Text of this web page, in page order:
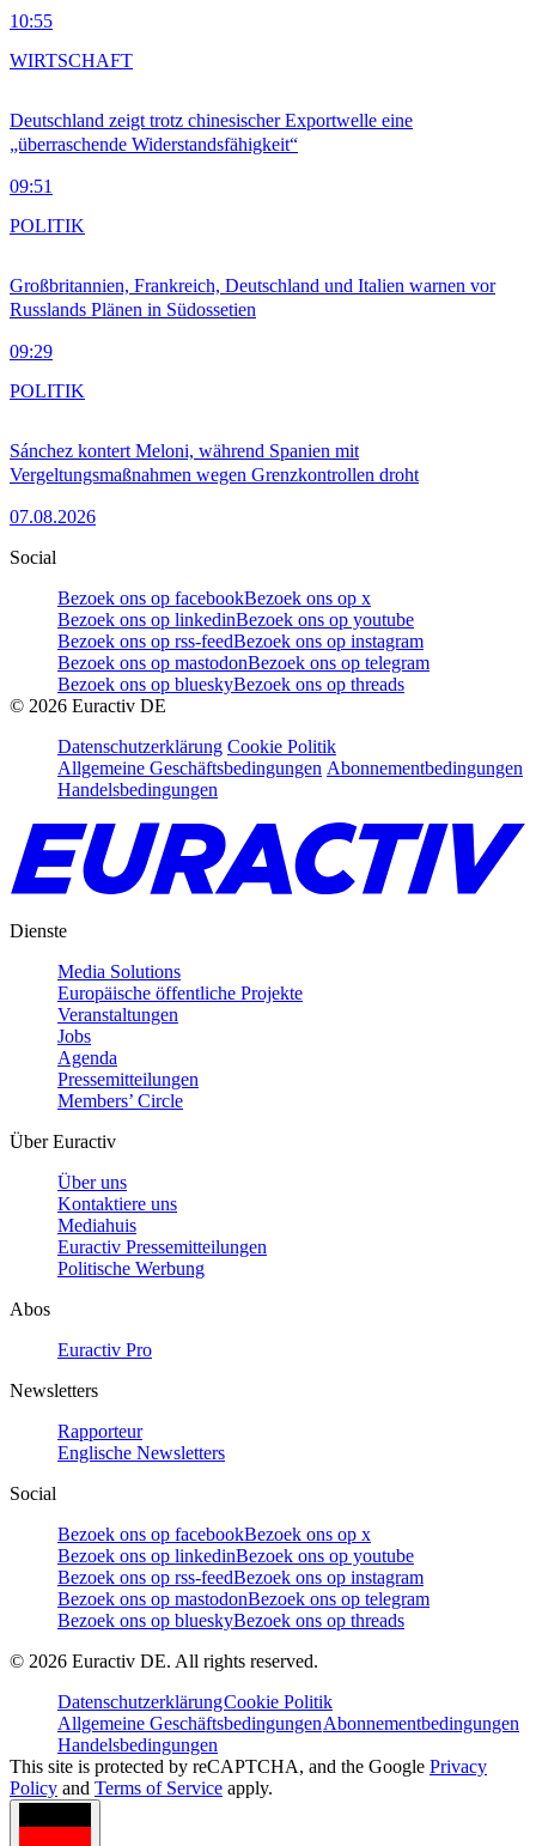
10:55
Deutschland zeigt trotz chinesischer Exportwelle eine
„überraschende Widerstandsfähigkeit“
09:51
WIRTSCHAFT
Großbritannien, Frankreich, Deutschland und Italien warnen vor
Russlands Plänen in Südossetien
09:29
POLITIK
Sánchez kontert Meloni, während Spanien mit
Vergeltungsmaßnahmen wegen Grenzkontrollen droht
07.08.2026
POLITIK
Social
Bezoek ons op facebookBezoek ons op x
Bezoek ons op linkedinBezoek ons op youtube
Bezoek ons op rss-feedBezoek ons op instagram
Bezoek ons op mastodonBezoek ons op telegram
Bezoek ons op blueskyBezoek ons op threads
© 2026 Euractiv DE
Datenschutzerklärung Cookie Politik
Allgemeine Geschäftsbedingungen Abonnementbedingungen
Handelsbedingungen
Dienste
Media Solutions
Europäische öffentliche Projekte
Veranstaltungen
Jobs
Agenda
Pressemitteilungen
Members’ Circle
Über Euractiv
Über uns
Kontaktiere uns
Mediahuis
Euractiv Pressemitteilungen
Politische Werbung
Abos
Euractiv Pro
Newsletters
Rapporteur
Englische Newsletters
Social
Bezoek ons op facebookBezoek ons op x
Bezoek ons op linkedinBezoek ons op youtube
Bezoek ons op rss-feedBezoek ons op instagram
Bezoek ons op mastodonBezoek ons op telegram
Bezoek ons op blueskyBezoek ons op threads
© 2026 Euractiv DE. All rights reserved.
DatenschutzerklärungCookie Politik
Allgemeine GeschäftsbedingungenAbonnementbedingungen
Handelsbedingungen
This site is protected by reCAPTCHA, and the Google Privacy
Policy and Terms of Service apply.